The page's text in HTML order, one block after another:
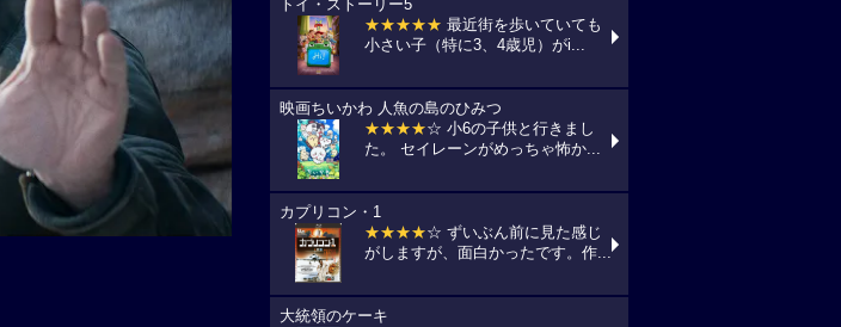
トイ・ストーリー5
★★★★★ 最近街を歩いていても
小さい子（特に3、4歳児）がi...
映画ちいかわ 人魚の島のひみつ
★★★★☆ 小6の子供と行きまし
た。 セイレーンがめっちゃ怖か...
カプリコン・1
★★★★☆ ずいぶん前に見た感じ
がしますが、面白かったです。作...
大統領のケーキ